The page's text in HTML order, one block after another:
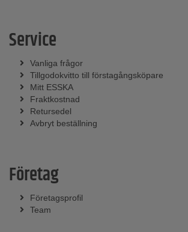
Service
Vanliga frågor
Tillgodokvitto till förstagångsköpare
Mitt ESSKA
Fraktkostnad
Retursedel
Avbryt beställning
Företag
Företagsprofil
Team